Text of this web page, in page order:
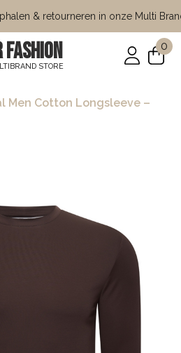
& retourneren in onze Multi Brand
FASHION
STORE
0
Men Cotton Longsleeve –